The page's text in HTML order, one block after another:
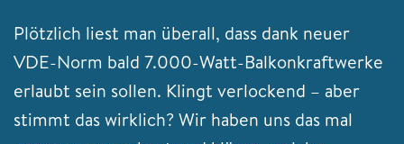
Plötzlich liest man überall, dass dank neuer
VDE-Norm bald 7.000-Watt-Balkonkraftwerke
erlaubt sein sollen. Klingt verlockend – aber
stimmt das wirklich? Wir haben uns das mal